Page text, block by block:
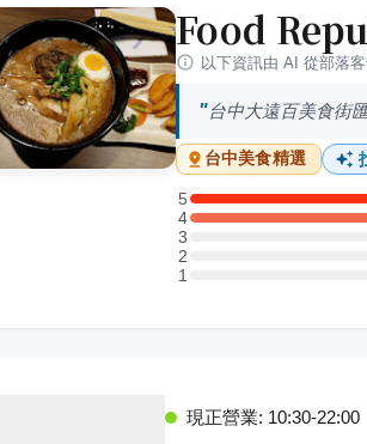
Food
以下資訊由 AI 從部落
台中大遠百美食街
台中美食精選
5
5 星：1 則評論
4
4 星：1 則評論
3
3 星：0 則評論
2
2 星：0 則評論
11 星：0 則評論
現正營業: 10:30-22:00